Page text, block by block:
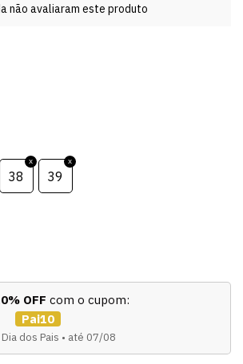
não avaliaram este produto
38 39
OFF com o cupom:
Pai10
dos Pais • até 07/08